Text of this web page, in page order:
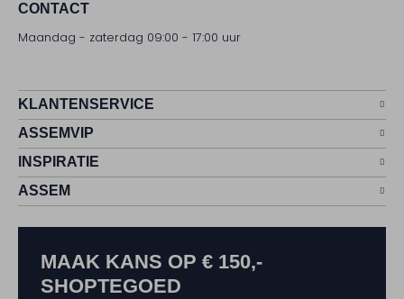
CONTACT
Maandag - zaterdag 09:00 - 17:00 uur
KLANTENSERVICE
ASSEMVIP
INSPIRATIE
ASSEM
MAAK KANS OP € 150,-
SHOPTEGOED